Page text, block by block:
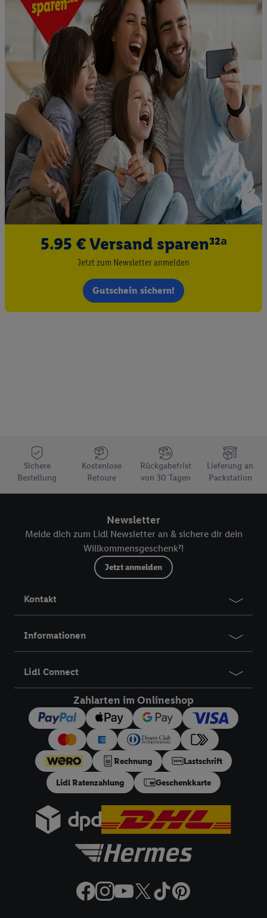
5.95 € Versand sparen³²ᵃ
Jetzt zum Newsletter anmelden
Gutschein sichern!
Sichere
Bestellung
Kostenlose
Retoure
Rückgabefrist
von 30 Tagen
Lieferung an
Packstation
Newsletter
Melde dich zum Lidl Newsletter an & sichere dir dein
Willkommensgeschenk⁷!
Jetzt anmelden
Kontakt
Informationen
Lidl Connect
Zahlarten im Onlineshop
Rechnung Lastschrift
Lidl Ratenzahlung Geschenkkarte